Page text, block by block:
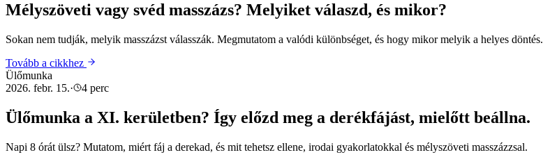
Mélyszöveti vagy svéd masszázs? Melyiket válaszd, és mikor?
Sokan nem tudják, melyik masszázst válasszák. Megmutatom a valódi különbséget, és hogy mikor melyik a helyes döntés.
Tovább a cikkhez
Ülőmunka
2026. febr. 15.· 4 perc
Ülőmunka a XI. kerületben? Így előzd meg a derékfájást, mielőtt beállna.
Napi 8 órát ülsz? Mutatom, miért fáj a derekad, és mit tehetsz ellene, irodai gyakorlatokkal és mélyszöveti masszázzsal.